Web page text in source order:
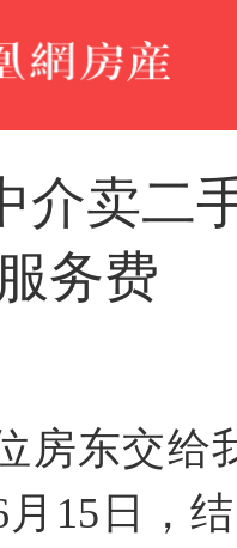
介卖二
务费
房东交给
月15日，